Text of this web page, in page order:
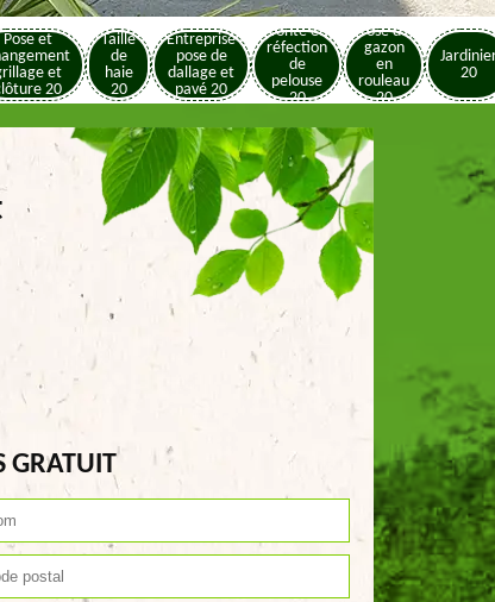
Pose et
et
20
Taille
de
haie
20
Entreprise
pose de
dallage et
pavé 20
Tonte et
réfection
de
pelouse
20
Pose de
gazon
en
rouleau
20
20
GRATUIT